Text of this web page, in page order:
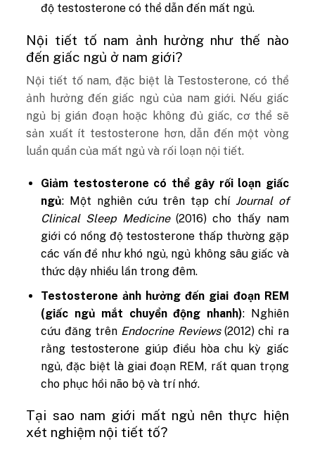
độ testosterone có thể dẫn đến mất ngủ.
Nội tiết tố nam ảnh hưởng như thế nào
đến giấc ngủ ở nam giới?
Nội tiết tố nam, đặc biệt là Testosterone, có thể
ảnh hưởng đến giấc ngủ của nam giới. Nếu giấc
ngủ bị gián đoạn hoặc không đủ giấc, cơ thể sẽ
sản xuất ít testosterone hơn, dẫn đến một vòng
luẩn quẩn của mất ngủ và rối loạn nội tiết.
Giảm testosterone có thể gây rối loạn giấc
ngủ: Một nghiên cứu trên tạp chí Journal of
Clinical Sleep Medicine(2016) cho thấy nam
giới có nồng độ testosterone thấp thường gặp
các vấn đề như khó ngủ, ngủ không sâu giấc và
thức dậy nhiều lần trong đêm.
Testosterone ảnh hưởng đến giai đoạn REM
(giấc ngủ mắt chuyển động nhanh): Nghiên
cứu đăng trên Endocrine Reviews(2012) chỉ ra
rằng testosterone giúp điều hòa chu kỳ giấc
ngủ, đặc biệt là giai đoạn REM, rất quan trọng
cho phục hồi não bộ và trí nhớ.
Tại sao nam giới mất ngủ nên thực hiện
xét nghiệm nội tiết tố?